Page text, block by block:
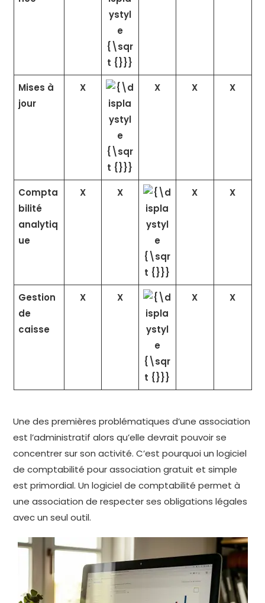
Mises à
jour
X X X X
Compta
bilité
analytiq
ue
X X X X
Gestion
de
caisse
X X X X
Une des premières problématiques d’une association
est l’administratif alors qu’elle devrait pouvoir se
concentrer sur son activité. C’est pourquoi un logiciel
de comptabilité pour association gratuit et simple
est primordial. Un logiciel de comptabilité permet à
une association de respecter ses obligations légales
avec un seul outil.